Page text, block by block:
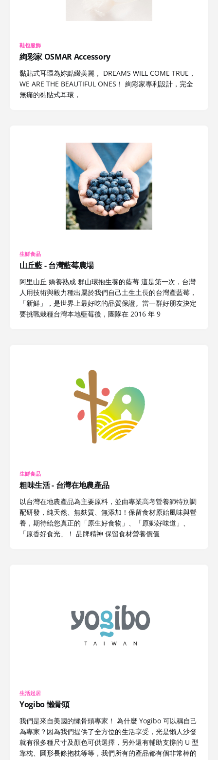
鞋包服飾
絢彩家 OSMAR Accessory
黏貼式耳環為妳點綴美麗， DREAMS WILL COME TRUE，
WE ARE THE BEAUTIFUL ONES！ 絢彩家專利設計，完全
無痛的黏貼式耳環，
生鮮食品
山丘藍 - 台灣藍莓農場
阿里山丘 嬌養熟成 群山環抱生養的藍莓 這是第一次，台灣
人用技術與毅力種出屬於我們自己土生土長的台灣產藍莓，
「新鮮」，是世界上最好吃的品質保證。當一群好朋友決定
要挑戰栽種台灣本地藍莓後，團隊在 2016 年 9
生鮮食品
粗味生活 - 台灣在地農產品
以台灣在地農產品為主要原料，並由專業高考營養師特別調
配研發，純天然、無麩質、無添加！保留食材原始風味與營
養，期待給您真正的「原生好食物」、「原鄉好味道」、
「原香好食光」！ 品牌精神 保留食材營養價值
生活起居
Yogibo 懶骨頭
我們是來自美國的懶骨頭專家！ 為什麼 Yogibo 可以稱自己
為專家？因為我們提供了全方位的生活享受，光是懶人沙發
就有很多種尺寸及顏色可供選擇，另外還有輔助支撐的 U 型
靠枕、圓形長條抱枕等等，我們所有的產品都有個非常棒的